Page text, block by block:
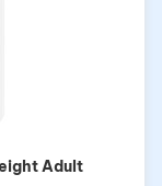
Adult